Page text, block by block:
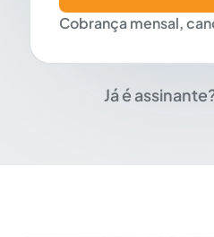
Cobrança mensal,
Já é